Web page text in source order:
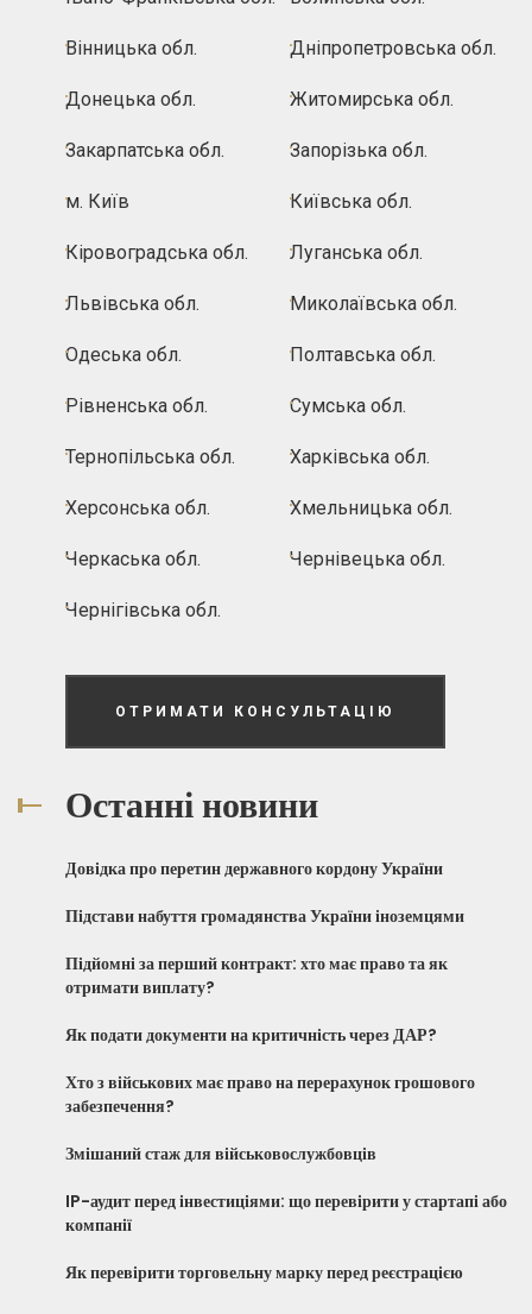
Вінницька обл. Дніпропетровська обл.
Донецька обл. Житомирська обл.
Закарпатська обл. Запорізька обл.
м. Київ Київська обл.
Кіровоградська обл. Луганська обл.
Львівська обл. Миколаївська обл.
Одеська обл. Полтавська обл.
Рівненська обл. Сумська обл.
Тернопільська обл. Харківська обл.
Херсонська обл. Хмельницька обл.
Черкаська обл. Чернівецька обл.
Чернігівська обл.
ОТРИМАТИ КОНСУЛЬТАЦІЮ
Останні новини
Довідка про перетин державного кордону України
Підстави набуття громадянства України іноземцями
Підйомні за перший контракт: хто має право та як
отримати виплату?
Як подати документи на критичність через ДАР?
Хто з військових має право на перерахунок грошового
забезпечення?
Змішаний стаж для військовослужбовців
IP-аудит перед інвестиціями: що перевірити у стартапі або
компанії
Як перевірити торговельну марку перед реєстрацією